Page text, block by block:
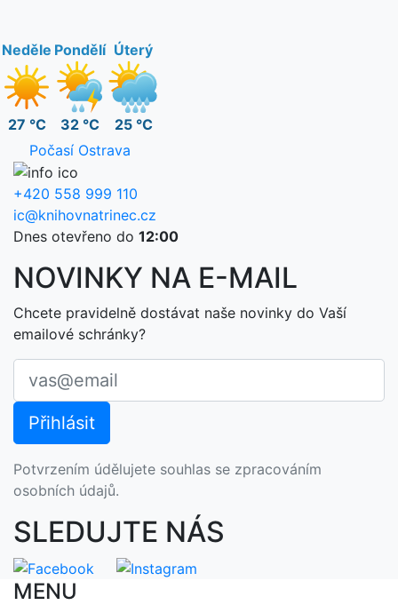
Neděle
27 °C
Pondělí
32 °C
Úterý
25 °C
Počasí Ostrava
+420 558 999 110
ic@knihovnatrinec.cz
Dnes otevřeno do 12:00
NOVINKY NA E-MAIL
Chcete pravidelně dostávat naše novinky do Vaší
emailové schránky?
Potvrzením údělujete souhlas se zpracováním
osobních údajů.
SLEDUJTE NÁS
MENU